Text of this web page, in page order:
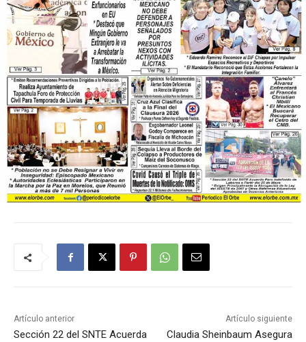
Artículo anterior
Sección 22 del SNTE Acuerda
Artículo siguiente
Claudia Sheinbaum Asegura